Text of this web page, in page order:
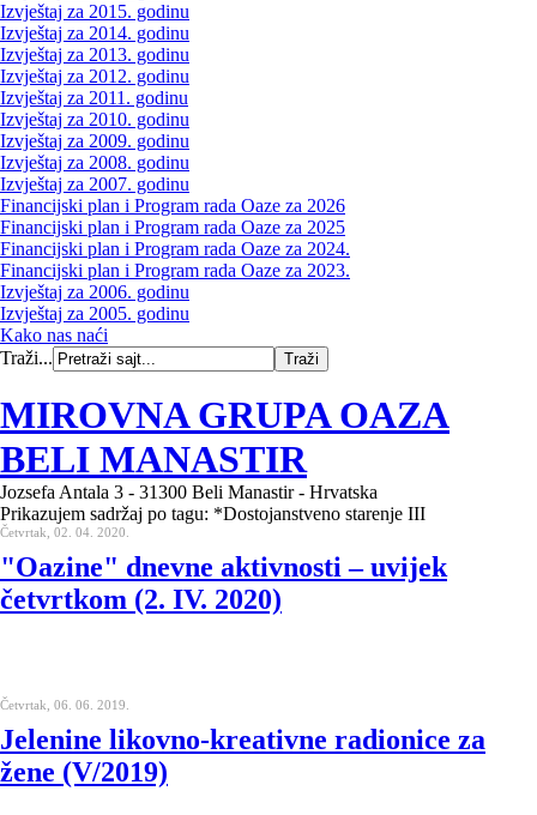
Izvještaj za 2015. godinu
Izvještaj za 2014. godinu
Izvještaj za 2013. godinu
Izvještaj za 2012. godinu
Izvještaj za 2011. godinu
Izvještaj za 2010. godinu
Izvještaj za 2009. godinu
Izvještaj za 2008. godinu
Izvještaj za 2007. godinu
Financijski plan i Program rada Oaze za 2026
Financijski plan i Program rada Oaze za 2025
Financijski plan i Program rada Oaze za 2024.
Financijski plan i Program rada Oaze za 2023.
Izvještaj za 2006. godinu
Izvještaj za 2005. godinu
Kako nas naći
Traži...
MIROVNA GRUPA OAZA
BELI MANASTIR
Jozsefa Antala 3 - 31300 Beli Manastir - Hrvatska
Prikazujem sadržaj po tagu: *Dostojanstveno starenje III
Četvrtak, 02. 04. 2020.
"Oazine" dnevne aktivnosti – uvijek
četvrtkom (2. IV. 2020)
Četvrtak, 06. 06. 2019.
Jelenine likovno-kreativne radionice za
žene (V/2019)